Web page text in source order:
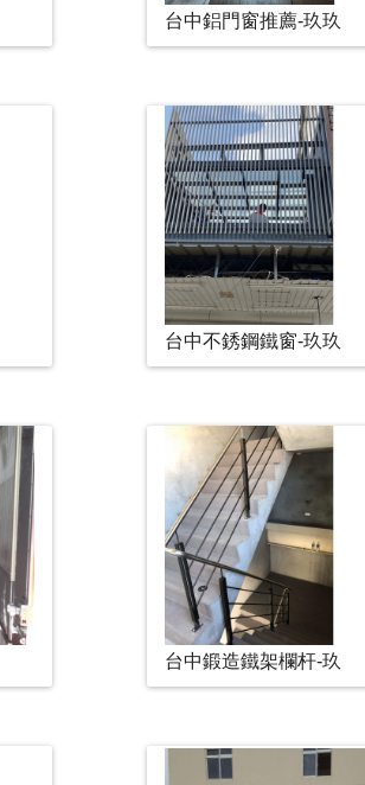
台中鋁門窗推薦-玖玖
台中不銹鋼鐵窗-玖玖
台中鍛造鐵架欄杆-玖